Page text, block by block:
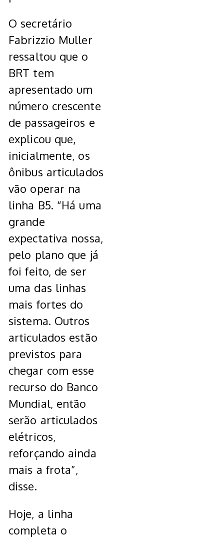
O secretário
Fabrizzio Muller
ressaltou que o
BRT tem
apresentado um
número crescente
de passageiros e
explicou que,
inicialmente, os
ônibus articulados
vão operar na
linha B5. “Há uma
grande
expectativa nossa,
pelo plano que já
foi feito, de ser
uma das linhas
mais fortes do
sistema. Outros
articulados estão
previstos para
chegar com esse
recurso do Banco
Mundial, então
serão articulados
elétricos,
reforçando ainda
mais a frota”,
disse.
Hoje, a linha
completa o